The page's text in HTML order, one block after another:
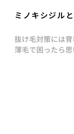
ミノキシジル
抜け毛対策には
薄毛で困ったら